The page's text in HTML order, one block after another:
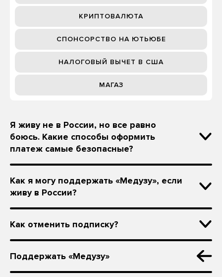
КРИПТОВАЛЮТА
СПОНСОРСТВО НА ЮТЬЮБЕ
НАЛОГОВЫЙ ВЫЧЕТ В США
МАГАЗ
Я живу не в России, но все равно
боюсь. Какие способы оформить
платеж самые безопасные?
Как я могу поддержать «Медузу», если
живу в России?
Как отменить подписку?
Поддержать «Медузу»